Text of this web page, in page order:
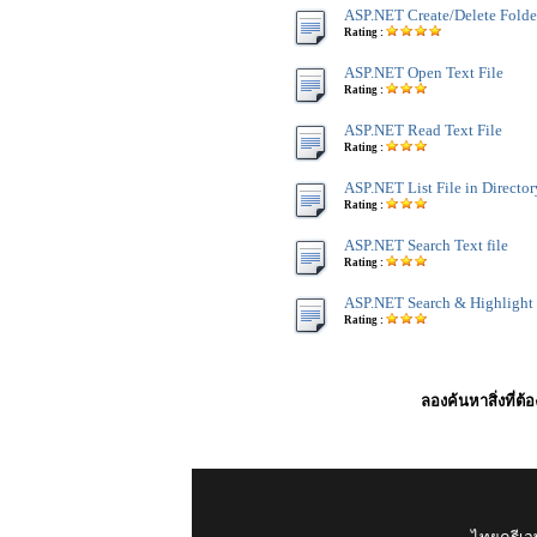
ASP.NET Create/Delete
Rating :
ASP.NET Open Text File
Rating :
ASP.NET Read Text File
Rating :
ASP.NET List File in
Rating :
ASP.NET Search Text file
Rating :
ASP.NET Search &
Rating :
ลองค้นหาสิ่งที่ต้อ